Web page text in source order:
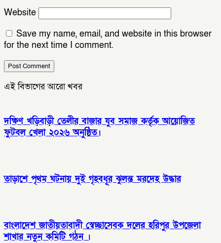
Website
Save my name, email, and website in this browser
for the next time I comment.
এই বিভাগের আরো খবর
দক্ষিণ খড়িবাড়ী তেলীর বাজার যুব সমাজ কর্তৃক আয়োজিত
ফুটবল খেলা ২০২৬ অনুষ্ঠিত।
তাড়াশে পৃথম ঘটনায় দুই গৃহবধূর ঝুলন্ত মরদেহ উদ্ধার
বাংলাদেশ জাতীয়তাবাদী স্বেচ্ছাসেবক দলের হরিপুর উপজেলা
শাখার নতুন কমিটি গঠন ।